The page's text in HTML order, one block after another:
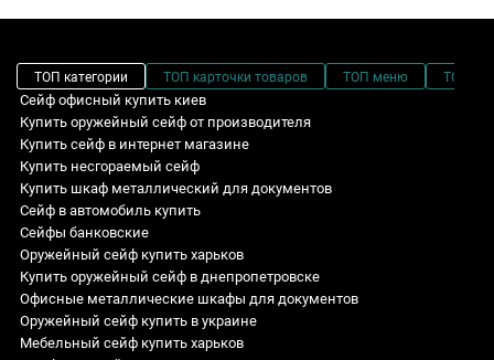
ТОП категории ТОП карточки товаров ТОП меню ТОП
Сейф офисный купить киев
Купить оружейный сейф от производителя
Купить сейф в интернет магазине
Купить несгораемый сейф
Купить шкаф металлический для документов
Сейф в автомобиль купить
Сейфы банковские
Оружейный сейф купить харьков
Купить оружейный сейф в днепропетровске
Офисные металлические шкафы для документов
Оружейный сейф купить в украине
Мебельный сейф купить харьков